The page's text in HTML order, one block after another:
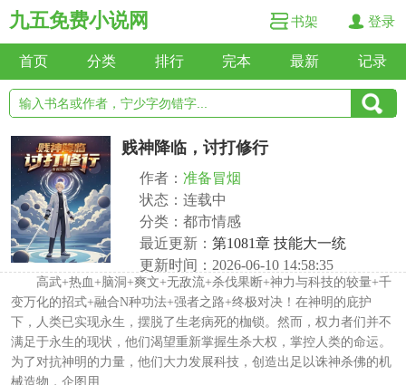
九五免费小说网 书架 登录
首页 分类 排行 完本 最新 记录
贱神降临，讨打修行
作者： 准备冒烟
状态：连载中
分类：都市情感
最近更新： 第1081章 技能大一统
更新时间：2026-06-10 14:58:35
高武+热血+脑洞+爽文+无敌流+杀伐果断+神力与科技的较量+千
变万化的招式+融合N种功法+强者之路+终极对决！在神明的庇护
下，人类已实现永生，摆脱了生老病死的枷锁。然而，权力者们并不
满足于永生的现状，他们渴望重新掌握生杀大权，掌控人类的命运。
为了对抗神明的力量，他们大力发展科技，创造出足以诛神杀佛的机
械造物，企图用...